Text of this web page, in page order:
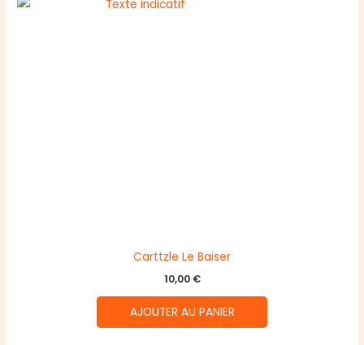
Carttzle Le Baiser
10,00 €
AJOUTER AU PANIER